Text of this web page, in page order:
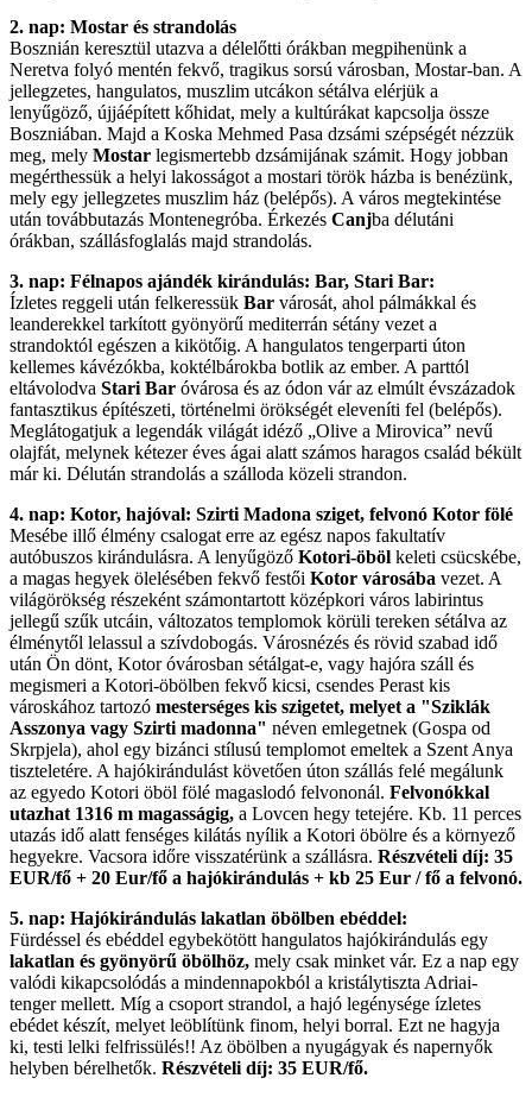
2. nap: Mostar és strandolás
Bosznián keresztül utazva a délelőtti órákban megpihenünk a
Neretva folyó mentén fekvő, tragikus sorsú városban, Mostar-ban. A
jellegzetes, hangulatos, muszlim utcákon sétálva elérjük a
lenyűgöző, újjáépített kőhidat, mely a kultúrákat kapcsolja össze
Boszniában. Majd a Koska Mehmed Pasa dzsámi szépségét nézzük
meg, mely Mostar legismertebb dzsámijának számit. Hogy jobban
megérthessük a helyi lakosságot a mostari török házba is benézünk,
mely egy jellegzetes muszlim ház (belépős). A város megtekintése
után továbbutazás Montenegróba. Érkezés Canjba délutáni
órákban, szállásfoglalás majd strandolás.
3. nap: Félnapos ajándék kirándulás: Bar, Stari Bar:
Ízletes reggeli után felkeressük Bar városát, ahol pálmákkal és
leanderekkel tarkított gyönyörű mediterrán sétány vezet a
strandoktól egészen a kikötőig. A hangulatos tengerparti úton
kellemes kávézókba, koktélbárokba botlik az ember. A parttól
eltávolodva Stari Bar óvárosa és az ódon vár az elmúlt évszázadok
fantasztikus építészeti, történelmi örökségét eleveníti fel (belépős).
Meglátogatjuk a legendák világát idéző „Olive a Mirovica” nevű
olajfát, melynek kétezer éves ágai alatt számos haragos család békült
már ki. Délután strandolás a szálloda közeli strandon.
4. nap: Kotor, hajóval: Szirti Madona sziget, felvonó Kotor fölé
Mesébe illő élmény csalogat erre az egész napos fakultatív
autóbuszos kirándulásra. A lenyűgöző Kotori-öböl keleti csücskébe,
a magas hegyek ölelésében fekvő festői Kotor városába vezet. A
világörökség részeként számontartott középkori város labirintus
jellegű szűk utcáin, változatos templomok körüli tereken sétálva az
élménytől lelassul a szívdobogás. Városnézés és rövid szabad idő
után Ön dönt, Kotor óvárosban sétálgat-e, vagy hajóra száll és
megismeri a Kotori-öbölben fekvő kicsi, csendes Perast kis
városkához tartozó mesterséges kis szigetet, melyet a "Sziklák
Asszonya vagy Szirti madonna" néven emlegetnek (Gospa od
Skrpjela), ahol egy bizánci stílusú templomot emeltek a Szent Anya
tiszteletére. A hajókirándulást követően úton szállás felé megálunk
az egyedo Kotori öböl fölé magaslodó felvononál. Felvonókkal
utazhat 1316 m magasságig, a Lovcen hegy tetejére. Kb. 11 perces
utazás idő alatt fenséges kilátás nyílik a Kotori öbölre és a környező
hegyekre. Vacsora időre visszatérünk a szállásra. Részvételi díj: 35
EUR/fő + 20 Eur/fő a hajókirándulás + kb 25 Eur / fő a felvonó.
5. nap: Hajókirándulás lakatlan öbölben ebéddel:
Fürdéssel és ebéddel egybekötött hangulatos hajókirándulás egy
lakatlan és gyönyörű öbölhöz, mely csak minket vár. Ez a nap egy
valódi kikapcsolódás a mindennapokból a kristálytiszta Adriai-
tenger mellett. Míg a csoport strandol, a hajó legénysége ízletes
ebédet készít, melyet leöblítünk finom, helyi borral. Ezt ne hagyja
ki, testi lelki felfrissülés!! Az öbölben a nyugágyak és napernyők
helyben bérelhetők. Részvételi díj: 35 EUR/fő.